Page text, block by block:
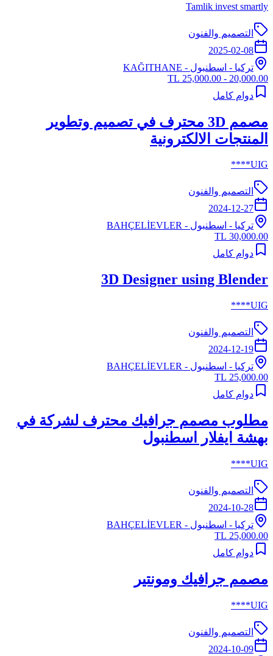
Tamlik invest smartly
التصميم والفنون
2025-02-08
تركيا - اسطنبول - KAĞITHANE
20,000.00 - 25,000.00 TL
دوام كامل
مصمم 3D محترف في تصميم وتطوير
المنتجات الالكترونية
UIG****
التصميم والفنون
2024-12-27
تركيا - اسطنبول - BAHÇELİEVLER
30,000.00 TL
دوام كامل
3D Designer using Blender
UIG****
التصميم والفنون
2024-12-19
تركيا - اسطنبول - BAHÇELİEVLER
25,000.00 TL
دوام كامل
مطلوب مصمم جرافيك محترف لشركة في
بهشة ايفلار اسطنبول
UIG****
التصميم والفنون
2024-10-28
تركيا - اسطنبول - BAHÇELİEVLER
25,000.00 TL
دوام كامل
مصمم جرافيك ومونتير
UIG****
التصميم والفنون
2024-10-09